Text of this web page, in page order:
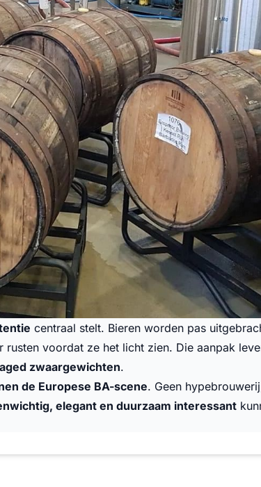
centraal stelt. Bieren worden pas
voordat ze het licht zien. Die aanpak
zwaargewichten.
de Europese BA-scene. Geen
elegant en duurzaam interessant